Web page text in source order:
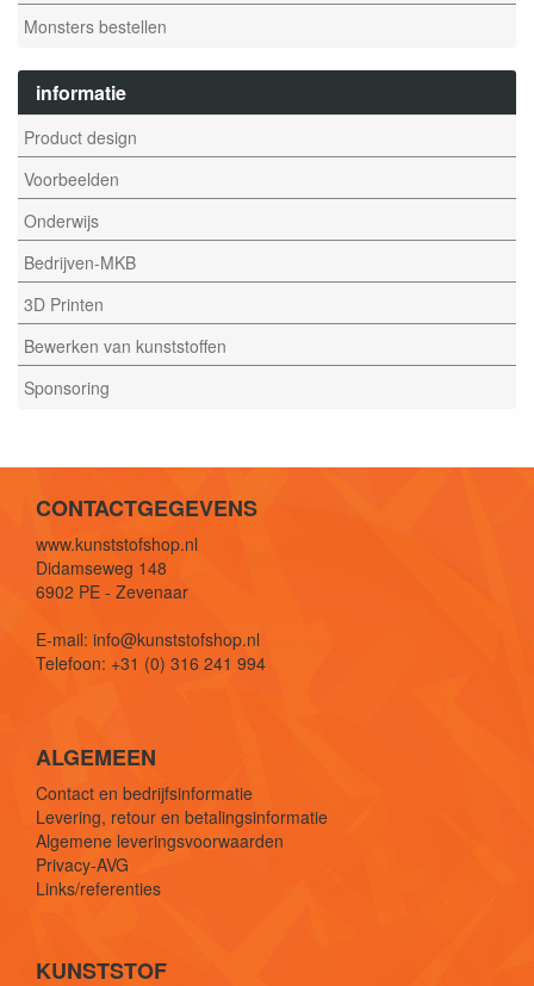
Monsters bestellen
informatie
Product design
Voorbeelden
Onderwijs
Bedrijven-MKB
3D Printen
Bewerken van kunststoffen
Sponsoring
CONTACTGEGEVENS
www.kunststofshop.nl
Didamseweg 148
6902 PE - Zevenaar
E-mail: info@kunststofshop.nl
Telefoon: +31 (0) 316 241 994
ALGEMEEN
Contact en bedrijfsinformatie
Levering, retour en betalingsinformatie
Algemene leveringsvoorwaarden
Privacy-AVG
Links/referenties
KUNSTSTOF